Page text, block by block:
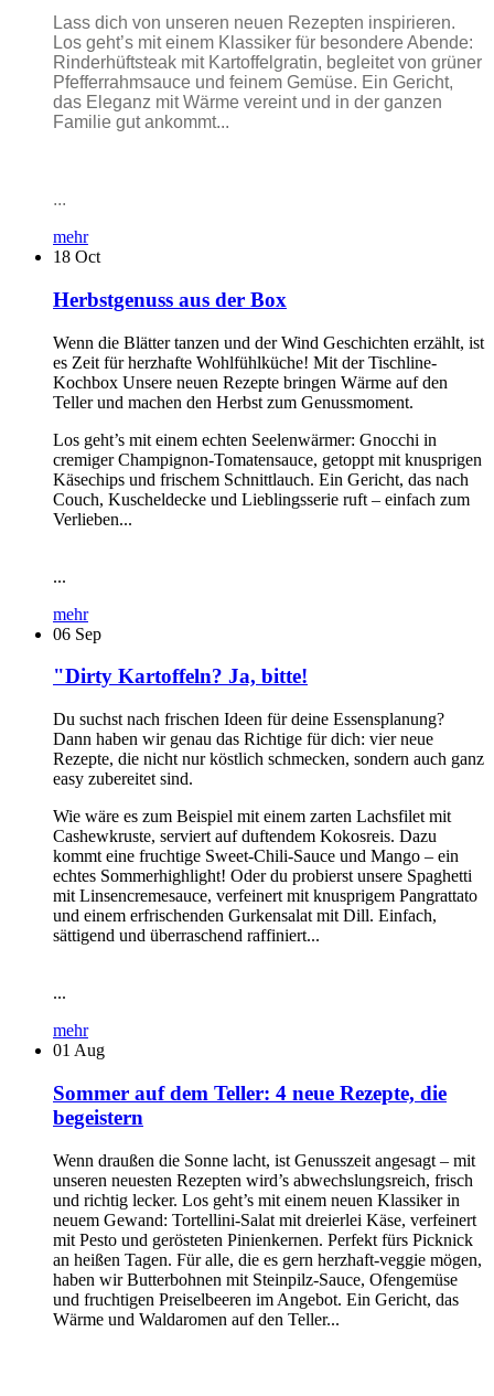
Lass dich von unseren neuen Rezepten inspirieren.
Los geht’s mit einem Klassiker für besondere Abende:
Rinderhüftsteak mit Kartoffelgratin, begleitet von grüner
Pfefferrahmsauce und feinem Gemüse. Ein Gericht,
das Eleganz mit Wärme vereint und in der ganzen
Familie gut ankommt...
...
mehr
18 Oct
Herbstgenuss aus der Box
Wenn die Blätter tanzen und der Wind Geschichten erzählt, ist
es Zeit für herzhafte Wohlfühlküche! Mit der Tischline-
Kochbox Unsere neuen Rezepte bringen Wärme auf den
Teller und machen den Herbst zum Genussmoment.
Los geht’s mit einem echten Seelenwärmer: Gnocchi in
cremiger Champignon-Tomatensauce, getoppt mit knusprigen
Käsechips und frischem Schnittlauch. Ein Gericht, das nach
Couch, Kuscheldecke und Lieblingsserie ruft – einfach zum
Verlieben...
...
mehr
06 Sep
"Dirty Kartoffeln? Ja, bitte!
Du suchst nach frischen Ideen für deine Essensplanung?
Dann haben wir genau das Richtige für dich: vier neue
Rezepte, die nicht nur köstlich schmecken, sondern auch ganz
easy zubereitet sind.
Wie wäre es zum Beispiel mit einem zarten Lachsfilet mit
Cashewkruste, serviert auf duftendem Kokosreis. Dazu
kommt eine fruchtige Sweet-Chili-Sauce und Mango – ein
echtes Sommerhighlight! Oder du probierst unsere Spaghetti
mit Linsencremesauce, verfeinert mit knusprigem Pangrattato
und einem erfrischenden Gurkensalat mit Dill. Einfach,
sättigend und überraschend raffiniert...
...
mehr
01 Aug
Sommer auf dem Teller: 4 neue Rezepte, die
begeistern
Wenn draußen die Sonne lacht, ist Genusszeit angesagt – mit
unseren neuesten Rezepten wird’s abwechslungsreich, frisch
und richtig lecker. Los geht’s mit einem neuen Klassiker in
neuem Gewand: Tortellini-Salat mit dreierlei Käse, verfeinert
mit Pesto und gerösteten Pinienkernen. Perfekt fürs Picknick
an heißen Tagen. Für alle, die es gern herzhaft-veggie mögen,
haben wir Butterbohnen mit Steinpilz-Sauce, Ofengemüse
und fruchtigen Preiselbeeren im Angebot. Ein Gericht, das
Wärme und Waldaromen auf den Teller...